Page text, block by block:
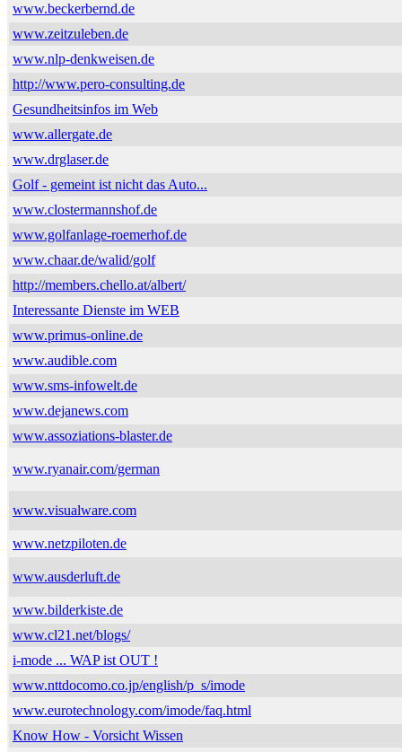
www.beckerbernd.de
www.zeitzuleben.de
www.nlp-denkweisen.de
http://www.pero-consulting.de
Gesundheitsinfos im Web
www.allergate.de
www.drglaser.de
Golf - gemeint ist nicht das Auto...
www.clostermannshof.de
www.golfanlage-roemerhof.de
www.chaar.de/walid/golf
http://members.chello.at/albert/
Interessante Dienste im WEB
www.primus-online.de
www.audible.com
www.sms-infowelt.de
www.dejanews.com
www.assoziations-blaster.de
www.ryanair.com/german
www.visualware.com
www.netzpiloten.de
www.ausderluft.de
www.bilderkiste.de
www.cl21.net/blogs/
i-mode ... WAP ist OUT !
www.nttdocomo.co.jp/english/p_s/imode
www.eurotechnology.com/imode/faq.html
Know How - Vorsicht Wissen